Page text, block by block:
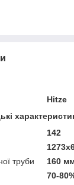
Hitze
142
труби
160
70-